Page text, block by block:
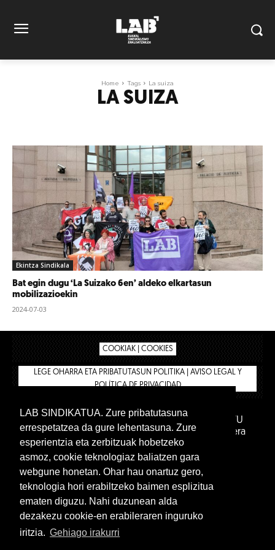
Home Tags La suiza
LA SUIZA
Ekintza Sindikala
Bat egin dugu ‘La Suizako 6en’ aldeko elkartasun
mobilizazioekin
2024-07-03
COOKIAK | COOKIES
LEGE OHARRA ETA PRIBATUTASUN POLITIKA | AVISO LEGAL Y
POLÍTICA DE PRIVACIDAD
IPAR HEGOA FUNDAZIOA
AFILIATU
DENDA
BARNE GUNEA 🔑 Euskara Gaztelera
LAB SINDIKATUA. Zure pribatutasuna
errespetatzea da gure lehentasuna. Zure
esperientzia eta zerbitzuak hobetzeko
asmoz, cookie teknologiaz baliatzen gara
webgune honetan. Ohar hau onartuz gero,
teknologia hori erabiltzeko baimen esplizitua
ematen diguzu. Nahi duzunean alda
dezakezu cookie-en erabileraren inguruko
iritzia. Gehiago irakurri